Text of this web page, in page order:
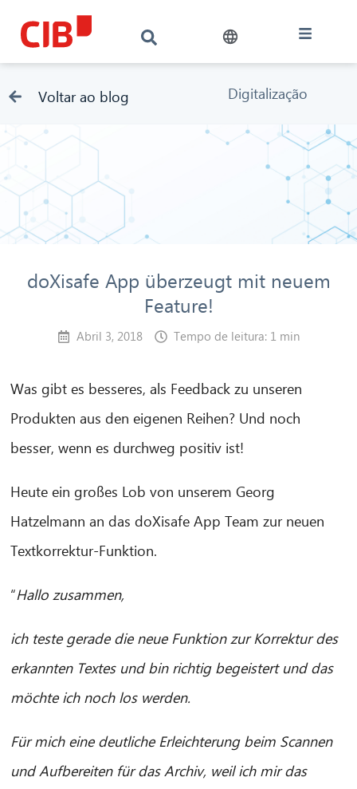
Voltar ao blog Digitalização
doXisafe App überzeugt mit neuem
Feature!
Abril 3, 2018 Tempo de leitura: 1 min
Was gibt es besseres, als Feedback zu unseren
Produkten aus den eigenen Reihen? Und noch
besser, wenn es durchweg positiv ist!
Heute ein großes Lob von unserem Georg
Hatzelmann an das doXisafe App Team zur neuen
Textkorrektur-Funktion.
“Hallo zusammen,
ich teste gerade die neue Funktion zur Korrektur des
erkannten Textes und bin richtig begeistert und das
möchte ich noch los werden.
Für mich eine deutliche Erleichterung beim Scannen
und Aufbereiten für das Archiv, weil ich mir das
CIB AI ChatBot